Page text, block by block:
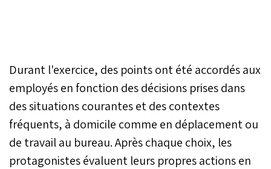
Durant l'exercice, des points ont été accordés aux
employés en fonction des décisions prises dans
des situations courantes et des contextes
fréquents, à domicile comme en déplacement ou
de travail au bureau. Après chaque choix, les
protagonistes évaluent leurs propres actions en